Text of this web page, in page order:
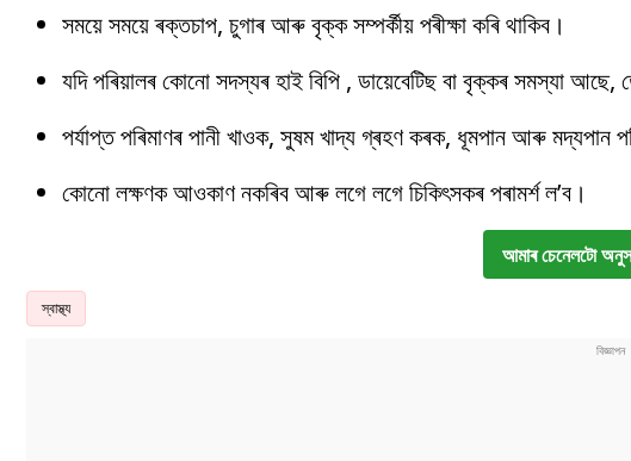
সময়ে সময়ে ৰক্তচাপ, চুগাৰ আৰু বৃক্ক সম্পৰ্কীয় পৰীক্ষা কৰি থাকিব।
যদি পৰিয়ালৰ কোনো সদস্যৰ হাই বিপি , ডায়েবেটিছ বা বৃক্কৰ সমস্যা আছে,
পৰ্যাপ্ত পৰিমাণৰ পানী খাওক, সুষম খাদ্য গ্ৰহণ কৰক, ধূমপান আৰু মদ্যপান
কোনো লক্ষণক আওকাণ নকৰিব আৰু লগে লগে চিকিৎসকৰ পৰামৰ্শ ল’ব।
আমাৰ চেনেলটো
স্বাস্থ্য